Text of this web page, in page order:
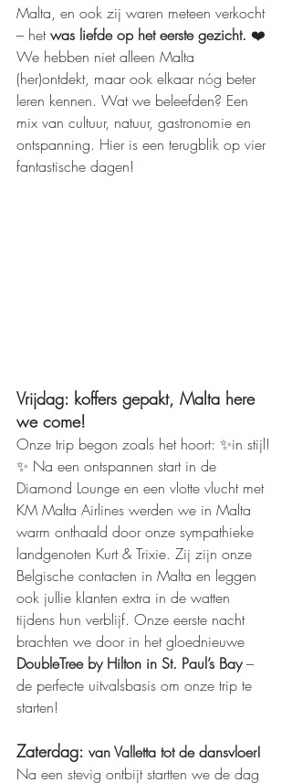
Malta, en ook zij waren meteen verkocht
– het was liefde op het eerste gezicht. ❤️
We hebben niet alleen Malta
(her)ontdekt, maar ook elkaar nóg beter
leren kennen. Wat we beleefden? Een
mix van cultuur, natuur, gastronomie en
ontspanning. Hier is een terugblik op vier
fantastische dagen!
Vrijdag: koffers gepakt, Malta here
we come!
Onze trip begon zoals het hoort: ✨in stijl!
✨ Na een ontspannen start in de
Diamond Lounge en een vlotte vlucht met
KM Malta Airlines werden we in Malta
warm onthaald door onze sympathieke
landgenoten Kurt & Trixie. Zij zijn onze
Belgische contacten in Malta en leggen
ook jullie klanten extra in de watten
tijdens hun verblijf. Onze eerste nacht
brachten we door in het gloednieuwe
DoubleTree by Hilton in St. Paul’s Bay –
de perfecte uitvalsbasis om onze trip te
starten!
Zaterdag: van Valletta tot de dansvloer!
Na een stevig ontbijt startten we de dag